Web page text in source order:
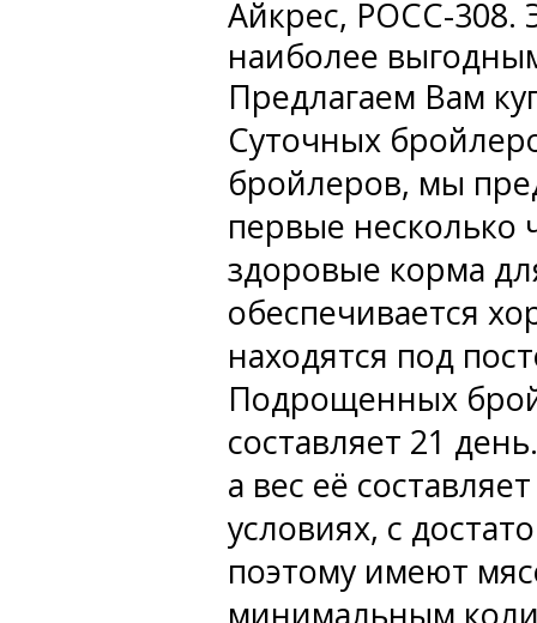
Айкрес, РОСС-308.
наиболее
Предлагаем Вам
Суточных
бройлеров, мы
первые несколько
здоровые корма
обеспечивается
находятся под
Подрощенных
составляет 21
а вес её
условиях, с
поэтому имеют
минимальным